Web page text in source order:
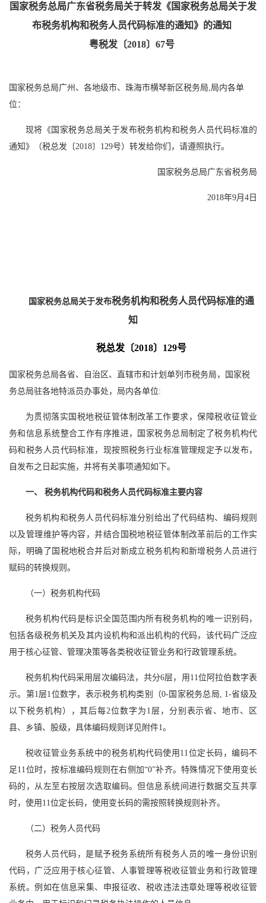
国家税务总局广东省税务局关于转发《国家税务总局关于发
布税务机构和税务人员代码标准的通知》的通知
粤税发〔2018〕67号
国家税务总局广州、各地级市、珠海市横琴新区税务局,局内各单
位：
现将《国家税务总局关于发布税务机构和税务人员代码标准的
通知》（税总发〔2018〕129号）转发给你们，请遵照执行。
国家税务总局广东省税务局
2018年9月4日
国家税务总局关于发布税务机构和税务人员代码标准的通
知
税总发〔2018〕129号
国家税务总局各省、自治区、直辖市和计划单列市税务局，国家税
务总局驻各地特派员办事处，局内各单位:
为贯彻落实国税地税征管体制改革工作要求，保障税收征管业
务和信息系统整合工作有序推进，国家税务总局制定了税务机构代
码和税务人员代码标准，现按照税务行业标准管理规定予以发布，
自发布之日起实施，并将有关事项通知如下。
一、 税务机构代码和税务人员代码标准主要内容
税务机构和税务人员代码标准分别给出了代码结构、编码规则
以及管理维护等内容，并结合国税地税征管体制改革前后的工作实
际，明确了国税地税合并后对新成立税务机构和新增税务人员进行
赋码的转换规则。
（一）税务机构代码
税务机构代码是标识全国范围内所有税务机构的唯一识别码，
包括各级税务机关及其内设机构和派出机构的代码，该代码广泛应
用于核心征管、管理决策等各类税收征管业务和行政管理系统。
税务机构代码采用层次编码法，共分6层，用11位阿拉伯数字表
示。第1层1位数字，表示税务机构类别（0-国家税务总局, 1-省级及
以下税务机构），其后每2位数字为1层，分别表示省、地市、区
县、乡镇、股级，具体编码规则详见附件1。
税收征管业务系统中的税务机构代码使用11位定长码，编码不
足11位时，按标准编码规则在右侧加“0”补齐。特殊情况下使用变长
码的，从左至右按层次选取编码。但信息系统间进行数据交互共享
时，使用11位定长码，使用变长码的需按照转换规则补齐。
（二）税务人员代码
税务人员代码，是赋予税务系统所有税务人员的唯一身份识别
代码，广泛应用于核心征管、人事管理等税收征管业务和行政管理
系统。例如在信息采集、申报征收、税收违法违章处理等税收征管